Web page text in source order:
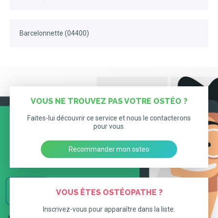
Barcelonnette (04400)
VOUS NE TROUVEZ PAS VOTRE OSTÉO ?
Faites-lui découvrir ce service et nous le contacterons
pour vous.
Recommander mon osteo
VOUS ÊTES OSTÉOPATHE ?
Inscrivez-vous pour apparaître dans la liste.